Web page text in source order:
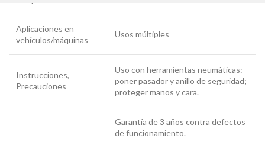
Aplicaciones en
vehículos/máquinas
Usos múltiples
Instrucciones,
Precauciones
Uso con herramientas neumáticas:
poner pasador y anillo de seguridad;
proteger manos y cara.
Garantía de 3 años contra defectos
de funcionamiento.